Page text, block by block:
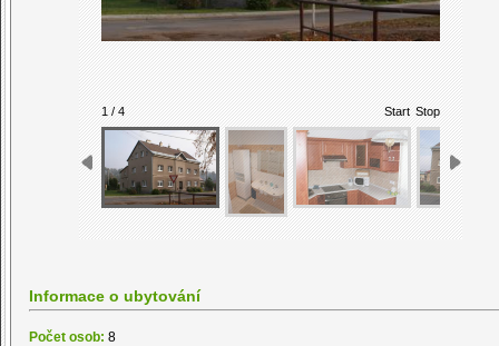
1 / 4 Start Stop
Informace o ubytování
Počet osob: 8